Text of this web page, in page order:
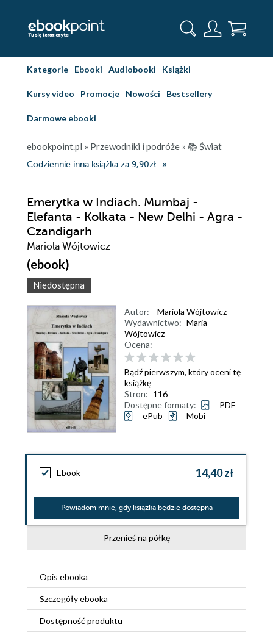
Kategorie Ebooki Audiobooki Książki
Kursy video Promocje Nowości Bestsellery
Darmowe ebooki
ebookpoint.pl » Przewodniki i podróże » 📚 Świat
Codziennie inna książka za 9,90zł
Emerytka w Indiach. Mumbaj -
Elefanta - Kolkata - New Delhi - Agra -
Czandigarh
Mariola Wójtowicz
(ebook)
Niedostępna
Autor:
Mariola Wójtowicz
Wydawnictwo: Maria
Wójtowicz
Ocena:
Bądź pierwszym, który oceni tę
książkę
Stron: 116
Dostępne formaty:
PDF
ePub
Mobi
Ebook 14,40 zł
Powiadom mnie, gdy książka będzie dostępna
Przenieś na półkę
Opis ebooka
Szczegółyebooka
Dostępność produktu